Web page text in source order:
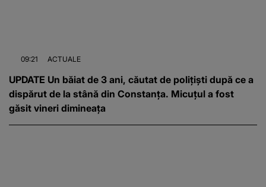
09:21 ACTUALE
UPDATE Un băiat de 3 ani, căutat de polițiști după ce a
dispărut de la stână din Constanța. Micuțul a fost
găsit vineri dimineața